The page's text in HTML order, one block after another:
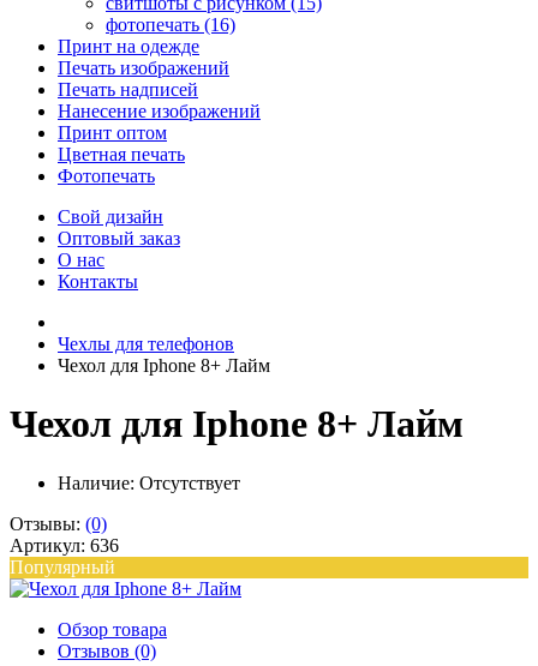
фотопечать (16)
Принт на одежде
Печать изображений
Печать надписей
Нанесение изображений
Принт оптом
Цветная печать
Фотопечать
Свой дизайн
Оптовый заказ
О нас
Контакты
Чехлы для телефонов
Чехол для Iphone 8+ Лайм
Чехол для Iphone 8+ Лайм
Наличие: Отсутствует
Отзывы: (0)
Артикул: 636
Популярный
Обзор товара
Отзывов (0)